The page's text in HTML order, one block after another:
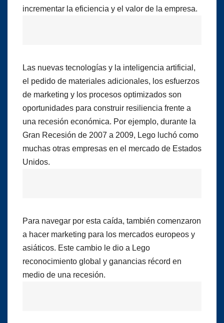
incrementar la eficiencia y el valor de la empresa.
Las nuevas tecnologías y la inteligencia artificial,
el pedido de materiales adicionales, los esfuerzos
de marketing y los procesos optimizados son
oportunidades para construir resiliencia frente a
una recesión económica. Por ejemplo, durante la
Gran Recesión de 2007 a 2009, Lego luchó como
muchas otras empresas en el mercado de Estados
Unidos.
Para navegar por esta caída, también comenzaron
a hacer marketing para los mercados europeos y
asiáticos. Este cambio le dio a Lego
reconocimiento global y ganancias récord en
medio de una recesión.